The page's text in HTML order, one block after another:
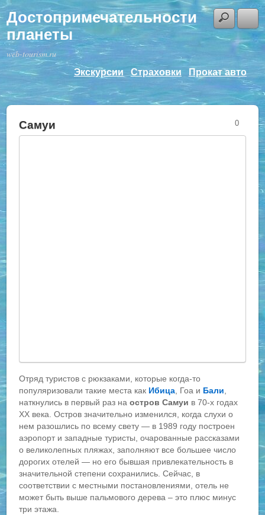
Достопримечательности
планеты
web-tourism.ru
Экскурсии Страховки Прокат авто
Самуи
Отряд туристов с рюкзаками, которые когда-то
популяризовали такие места как Ибица , Гоа и Бали
наткнулись в первый раз наостров Самуи в 70-х годах
XX века. Остров значительно изменился, когда слухи о
нем разошлись по всему свету — в 1989 году построен
аэропорт и западные туристы, очарованные рассказами
о великолепных пляжах, заполняют все большее число
дорогих отелей — но его бывшая привлекательность в
значительной степени сохранились. Сейчас, в
соответствии с местными постановлениями, отель не
может быть выше пальмового дерева – это плюс минус
три этажа.
0